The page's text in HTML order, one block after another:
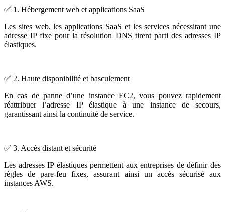
✅ 1. Hébergement web et applications SaaS
Les sites web, les applications SaaS et les services nécessitant une
adresse IP fixe pour la résolution DNS tirent parti des adresses IP
élastiques.
✅ 2. Haute disponibilité et basculement
En cas de panne d’une instance EC2, vous pouvez rapidement
réattribuer l’adresse IP élastique à une instance de secours,
garantissant ainsi la continuité de service.
✅ 3. Accès distant et sécurité
Les adresses IP élastiques permettent aux entreprises de définir des
règles de pare-feu fixes, assurant ainsi un accès sécurisé aux
instances AWS.